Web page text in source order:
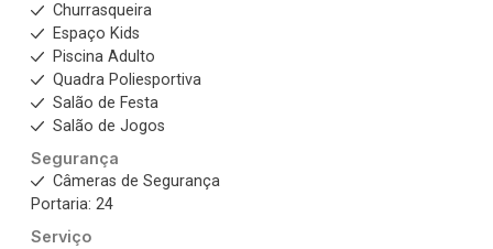
Churrasqueira
Espaço Kids
Piscina Adulto
Quadra Poliesportiva
Salão de Festa
Salão de Jogos
Segurança
Câmeras de Segurança
Portaria: 24
Serviço